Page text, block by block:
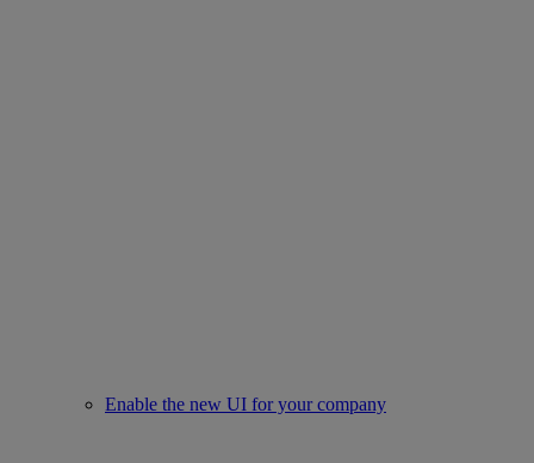
Enable the new UI for your company